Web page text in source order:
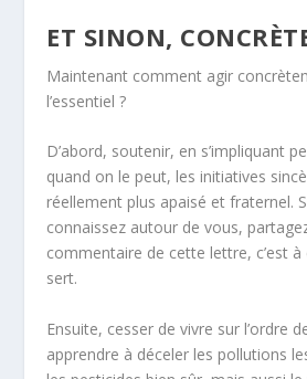
ET SINON,
Maintenant comment agir
l’essentiel?
D’abord, soutenir, en s’impliquant
quand on le peut, les initiatives
réellement plus apaisé et fraternel.
connaissez autour de vous,
commentaire de cette lettre, c’est à
sert.
Ensuite, cesser de vivre sur l’ordre
apprendre à déceler les pollutions